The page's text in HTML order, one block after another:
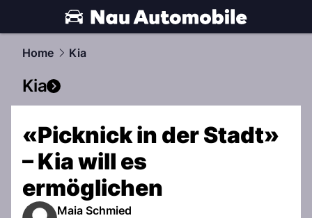
automobile.NAU.ch
Home Kia
Kia
«Picknick in der Stadt»
– Kia will es
ermöglichen
Maia Schmied